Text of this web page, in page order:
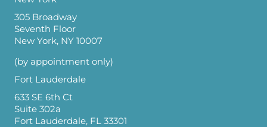
305 Broadway
Seventh Floor
New York, NY 10007
(by appointment only)
Fort Lauderdale
633 SE 6th Ct
Suite 302a
Fort Lauderdale, FL 33301